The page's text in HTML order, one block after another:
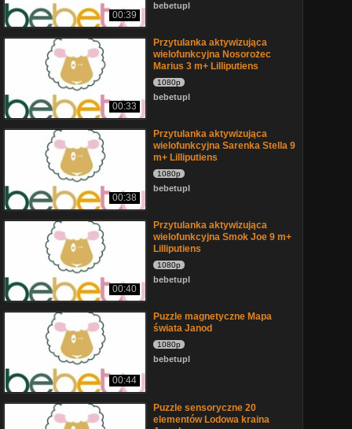
00:39
bebetupl
00:33
Przytulanka aktywizująca
wielofunkcyjna Nosorożec
Marius 3 m+ Lilliputiens
1080p
bebetupl
00:38
Przytulanka aktywizująca
wielofunkcyjna Sarenka Stella 9
m+ Lilliputiens
1080p
bebetupl
00:40
Przytulanka aktywizująca
wielofunkcyjna Smok Joe 9 m+
Lilliputiens
1080p
bebetupl
00:44
Puzzle magnetyczne Mapa
świata Janod
1080p
bebetupl
Puzzle sensoryczne 20
elementów Lodowa kraina